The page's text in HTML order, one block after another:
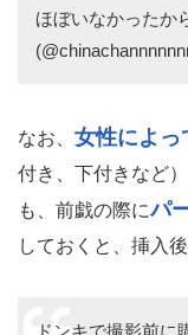
焦る気持ちを抑え
激してあげまし
男の人って見ただ
んなの？？わたし
り好きじゃなくて